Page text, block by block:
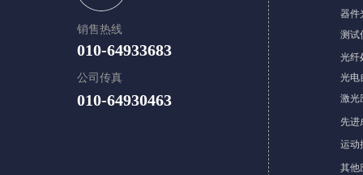
先进
公司传真
010-64933683
010-64930463
销售热线
器件
测试
光纤
运动
光电
激光
其他